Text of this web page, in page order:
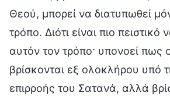
Θεού, μπορεί να διατυπωθεί
τρόπο. Διότι είναι πιο πειστικό
αυτόν τον τρόπο· υπονοεί πως
βρίσκονται εξ ολοκλήρου υπό
επιρροής του Σατανά, αλλά